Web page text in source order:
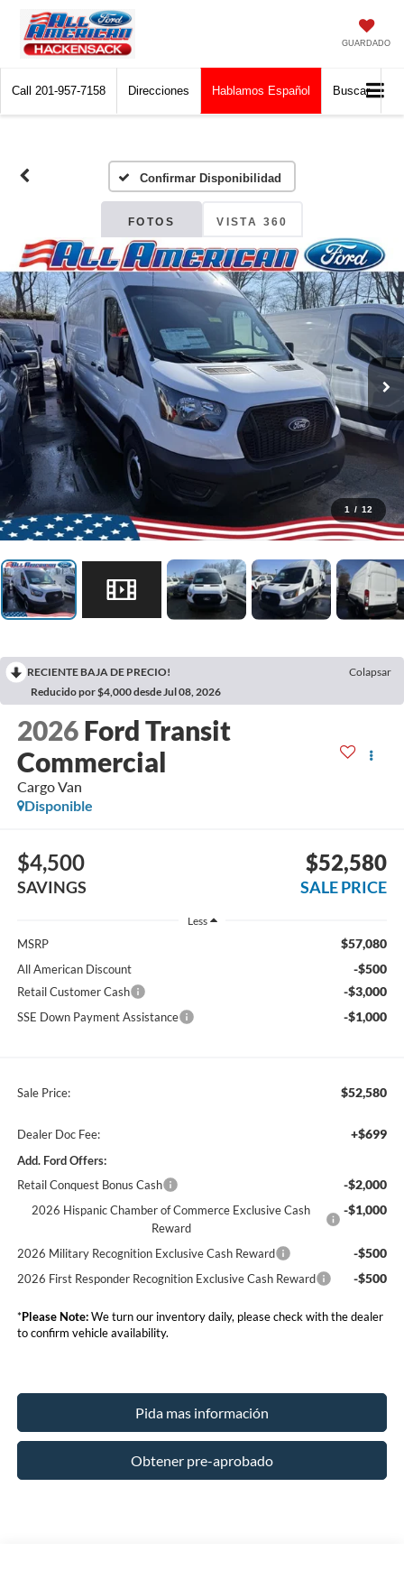
GUARDADO
Call 201-957-7158 Direcciones Hablamos Español Buscar
Confirmar Disponibilidad
FOTOS VISTA 360
1 / 12
RECIENTE BAJA DE PRECIO!
Colapsar
Reducido por $4,000 desde Jul 08, 2026
2026 Ford Transit
Commercial
Cargo Van
Disponible
$4,500
SAVINGS
$52,580
SALE PRICE
Less
MSRP $57,080
All American Discount -$500
Retail Customer Cash -$3,000
SSE Down Payment Assistance -$1,000
Sale Price: $52,580
Dealer Doc Fee: +$699
Add. Ford Offers:
Retail Conquest Bonus Cash
-$2,000
2026 Hispanic Chamber of Commerce Exclusive Cash
Reward
-$1,000
2026 Military Recognition Exclusive Cash Reward -$500
2026 First Responder Recognition Exclusive Cash Reward -$500
*Please Note:We turn our inventory daily, please check with the dealer
to confirm vehicle availability.
Pida mas información
Obtener pre-aprobado